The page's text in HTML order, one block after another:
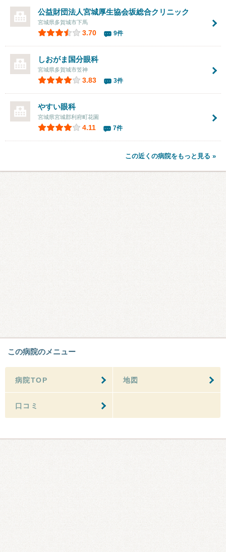
公益財団法人宮城厚生協会坂総合クリニック
宮城県多賀城市下馬
3.70 9件
しおがま国分眼科
宮城県多賀城市笠神
3.83 3件
やすい眼科
宮城県宮城郡利府町花園
4.11 7件
この近くの病院をもっと見る »
この病院のメニュー
病院TOP 地図
口コミ